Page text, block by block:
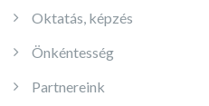
Oktatás, képzés
Önkéntesség
Partnereink